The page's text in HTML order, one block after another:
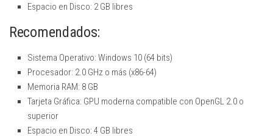
Espacio en Disco: 2 GB libres
Recomendados:
Sistema Operativo: Windows 10 (64 bits)
Procesador: 2.0 GHz o más (x86-64)
Memoria RAM: 8 GB
Tarjeta Gráfica: GPU moderna compatible con OpenGL 2.0 o
superior
Espacio en Disco: 4 GB libres